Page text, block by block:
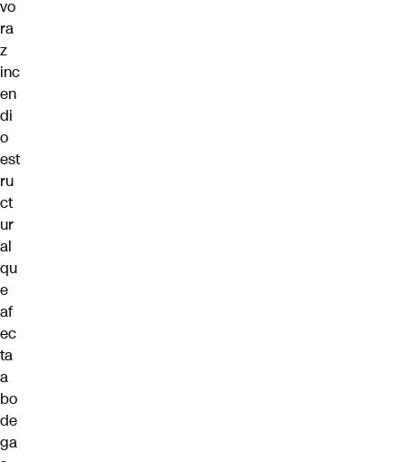
vo
ra
z
inc
en
di
o
est
ru
ct
ur
al
qu
e
af
ec
ta
a
bo
de
ga